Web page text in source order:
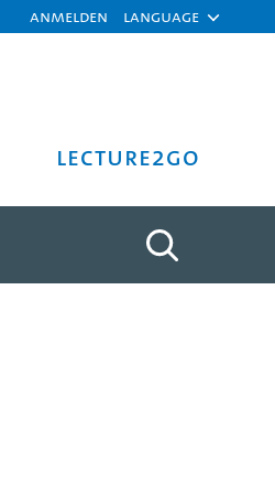
Anmelden Language
Lecture2Go